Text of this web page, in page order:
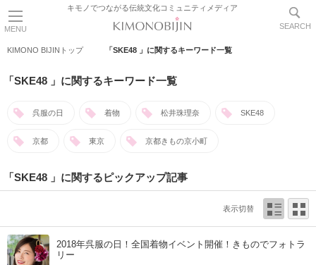
MENU
キモノでつながる伝統文化コミュニティメディア
SEARCH
KIMONO BIJINトップ 「SKE48 」に関するキーワード一覧
「SKE48 」に関するキーワード一覧
呉服の日 着物 松井珠理奈 SKE48
京都 東京 京都きもの京小町
「SKE48 」に関するピックアップ記事
表示切替
2018年呉服の日！全国着物イベント開催！きものでフォトラ
リー